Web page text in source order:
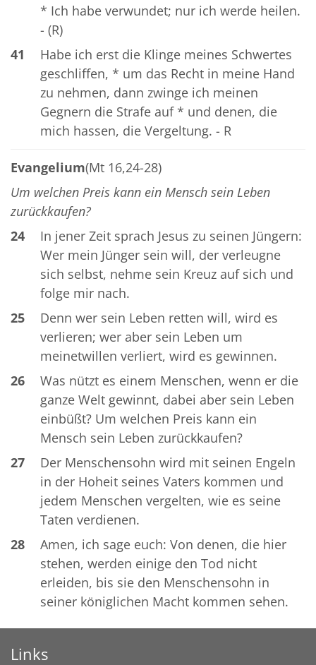
* Ich habe verwundet; nur ich werde heilen.
- (R)
41
Habe ich erst die Klinge meines Schwertes
geschliffen, * um das Recht in meine Hand
zu nehmen, dann zwinge ich meinen
Gegnern die Strafe auf * und denen, die
mich hassen, die Vergeltung. - R
Evangelium(Mt 16,24-28)
Um welchen Preis kann ein Mensch sein Leben
zurückkaufen?
24
In jener Zeit sprach Jesus zu seinen Jüngern:
Wer mein Jünger sein will, der verleugne
sich selbst, nehme sein Kreuz auf sich und
folge mir nach.
25
Denn wer sein Leben retten will, wird es
verlieren; wer aber sein Leben um
meinetwillen verliert, wird es gewinnen.
26
Was nützt es einem Menschen, wenn er die
ganze Welt gewinnt, dabei aber sein Leben
einbüßt? Um welchen Preis kann ein
Mensch sein Leben zurückkaufen?
27
Der Menschensohn wird mit seinen Engeln
in der Hoheit seines Vaters kommen und
jedem Menschen vergelten, wie es seine
Taten verdienen.
28
Amen, ich sage euch: Von denen, die hier
stehen, werden einige den Tod nicht
erleiden, bis sie den Menschensohn in
seiner königlichen Macht kommen sehen.
Links